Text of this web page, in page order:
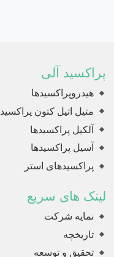
پراکسید آلی
هیدروپراکسیدها
متیل اتیل کتون پراکسید
آلکیل پراکسیدها
آسیل پراکسیدها
پراکسیدهای استر
لینک های سریع
نمایه شرکت
تاریخچه
تحقیق و توسعه